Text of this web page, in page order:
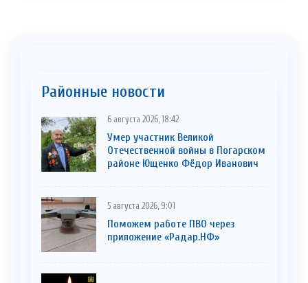
Районные новости
6 августа 2026, 18:42
Умер участник Великой
Отечественной войны в Погарском
районе Ющенко Фёдор Иванович
5 августа 2026, 9:01
Поможем работе ПВО через
приложение «Радар.НФ»